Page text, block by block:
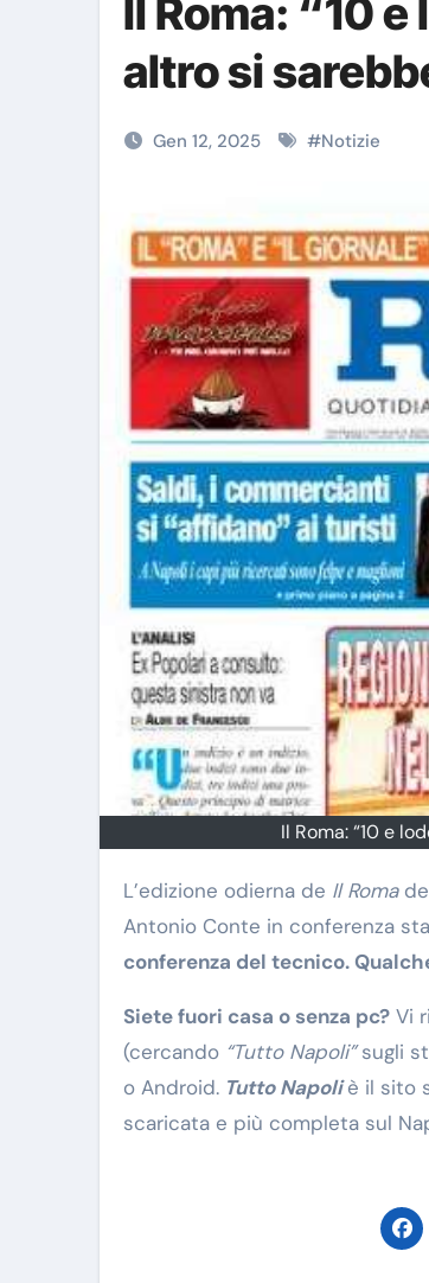
Il Roma: “10
altro si
Gen 12, 2025 #Notizie
Il Roma: “10 e
L’edizione odierna de Il Roma
Antonio Conte in conferenza
conferenza del tecnico.
Siete fuori casa o senza pc? Vi
(cercando “Tutto Napoli”sugli
o Android. Tutto Napoliè il sito
scaricata e più completa sul